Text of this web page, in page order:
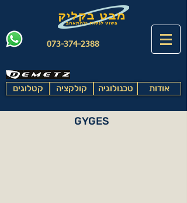
073-374-2388
קטלוגים קולקציה טכנולוגיה אודות
GYGES